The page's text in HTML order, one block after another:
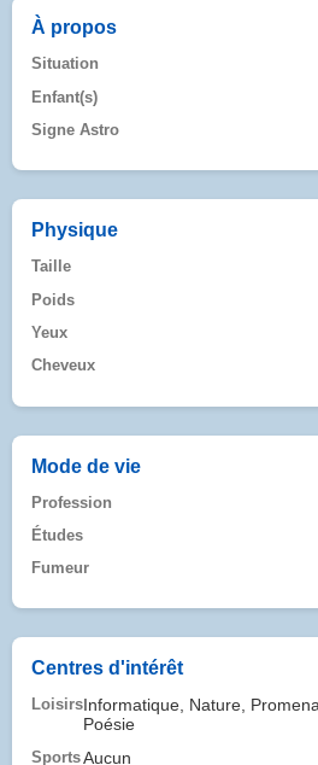
À propos
Situation
Enfant(s)
Signe Astro
Physique
Taille
Poids
Yeux
Cheveux
Mode de vie
Profession
Études
Fumeur
Centres d'intérêt
LoisirsInformatique, Nature,
Poésie
SportsAucun